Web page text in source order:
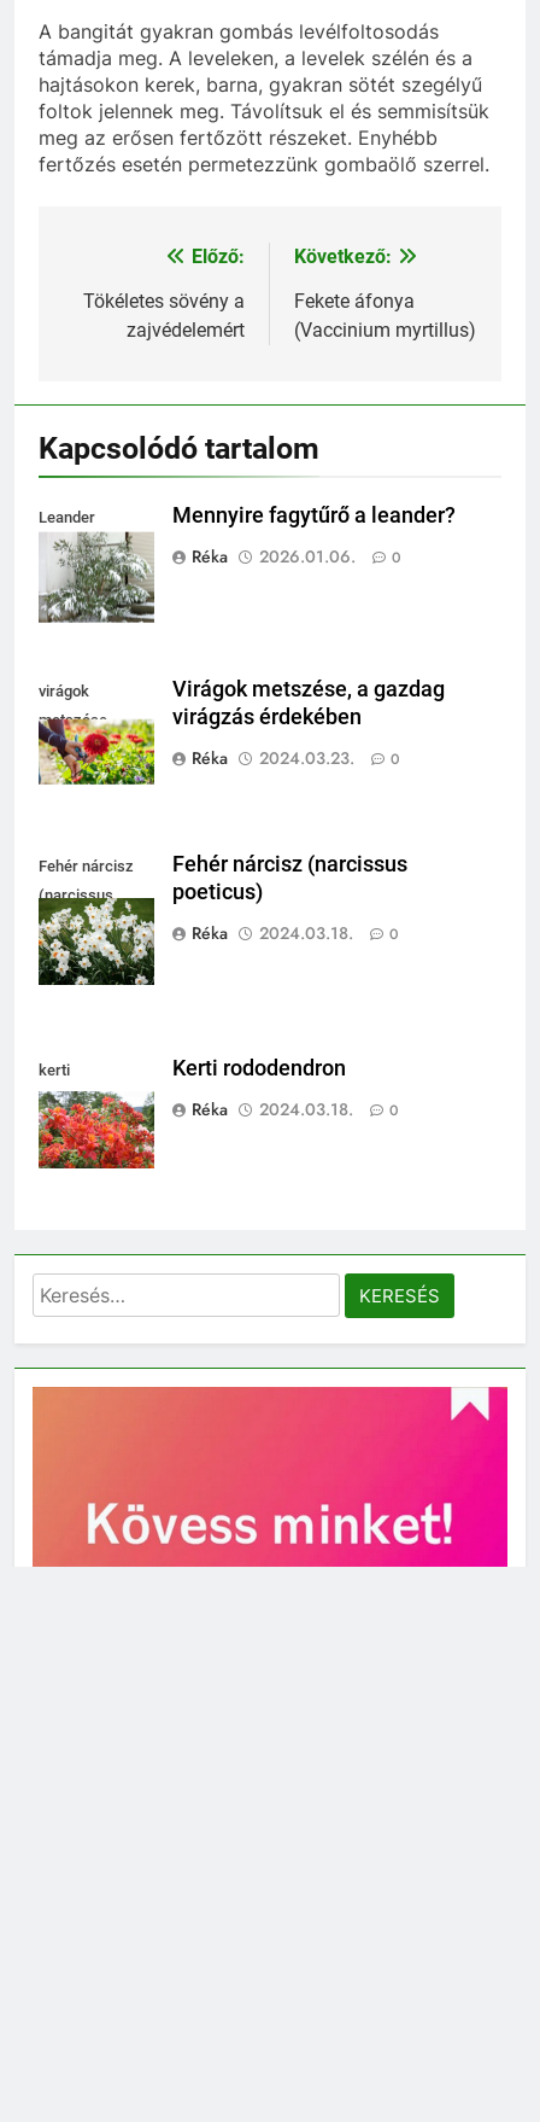
A bangitát gyakran gombás levélfoltosodás
támadja meg. A leveleken, a levelek szélén és a
hajtásokon kerek, barna, gyakran sötét szegélyű
foltok jelennek meg. Távolítsuk el és semmisítsük
meg az erősen fertőzött részeket. Enyhébb
fertőzés esetén permetezzünk gombaölő szerrel.
Bejegyzés
navigáció
Előző:
Tökéletes sövény a
zajvédelemért
Következő:
Fekete áfonya
(Vaccinium myrtillus)
Kapcsolódó tartalom
Leander
fagytűrése
Mennyire fagytűrő a leander?
Réka
2026.01.06. 0
virágok
metszése
Virágok metszése, a gazdag
virágzás érdekében
Réka
2024.03.23. 0
Fehér nárcisz
(narcissus
poeticus)
Fehér nárcisz (narcissus
poeticus)
Réka
2024.03.18. 0
kerti
rododendron
Kerti rododendron
Réka
2024.03.18. 0
Keresés: